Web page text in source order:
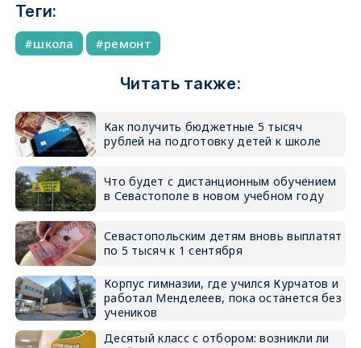
Теги:
школа ремонт
Читать также:
Как получить бюджетные 5 тысяч
рублей на подготовку детей к школе
Что будет с дистанционным обучением
в Севастополе в новом учебном году
Севастопольским детям вновь выплатят
по 5 тысяч к 1 сентября
Корпус гимназии, где учился Курчатов и
работал Менделеев, пока останется без
учеников
Десятый класс с отбором: возникли ли